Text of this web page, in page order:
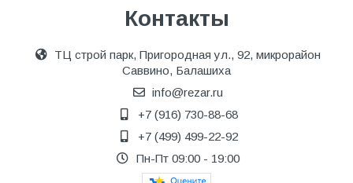
Контакты
ТЦ строй парк, Пригородная ул., 92, микрорайон
Саввино, Балашиха
info@rezar.ru
+7 (916) 730-88-68
+7 (499) 499-22-92
Пн-Пт 09:00 - 19:00